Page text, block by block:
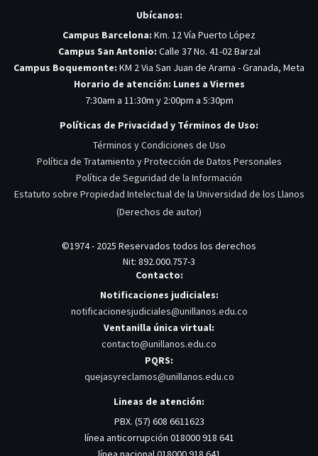
Ubícanos:
Campus Barcelona: Km. 12 Vía Puerto López
Campus San Antonio: Calle 37 No. 41-02 Barzal
Campus Boquemonte: KM 2 Via San Juan de Arama - Granada, Meta
Horario de atención: Lunes a Viernes
7:30am a 11:30m y 2:00pm a 5:30pm
Políticas de Privacidad y Términos de Uso:
Términos y Condiciones de Uso
Política de Tratamiento y Protección de Datos Personales
Política de Seguridad de la Información
Estatuto sobre Propiedad Intelectual de la Universidad de los Llanos
(Derechos de autor)
©1974 - 2025 Reservados todos los derechos
Nit: 892.000.757-3
Contacto:
Notificaciones judiciales:
notificacionesjudiciales@unillanos.edu.co
Ventanilla única virtual:
contacto@unillanos.edu.co
PQRS:
quejasyreclamos@unillanos.edu.co
Lineas de atención:
PBX. (57) 608 6611623
línea anticorrupción 018000 918 641